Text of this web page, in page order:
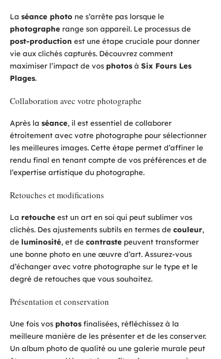
La séance photo ne s’arrête pas lorsque le
photographe range son appareil. Le processus de
post-production est une étape cruciale pour donner
vie aux clichés capturés. Découvrez comment
maximiser l’impact de vos photos à Six Fours Les
Plages.
Collaboration avec votre photographe
Après la séance, il est essentiel de collaborer
étroitement avec votre photographe pour sélectionner
les meilleures images. Cette étape permet d’affiner le
rendu final en tenant compte de vos préférences et de
l’expertise artistique du photographe.
Retouches et modifications
La retouche est un art en soi qui peut sublimer vos
clichés. Des ajustements subtils en termes de couleur,
de luminosité, et de contraste peuvent transformer
une bonne photo en une œuvre d’art. Assurez-vous
d’échanger avec votre photographe sur le type et le
degré de retouches que vous souhaitez.
Présentation et conservation
Une fois vos photos finalisées, réfléchissez à la
meilleure manière de les présenter et de les conserver.
Un album photo de qualité ou une galerie murale peut